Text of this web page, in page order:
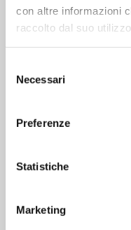
con altre informazioni
raccolto dal suo
delNecessari
Preferenze
Statistiche
Marketing
Ingredienti
Sale
Tipo di